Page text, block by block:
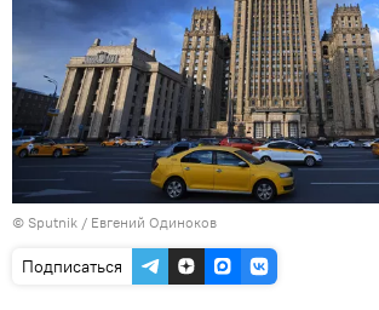
© Sputnik / Евгений Одиноков
Подписаться